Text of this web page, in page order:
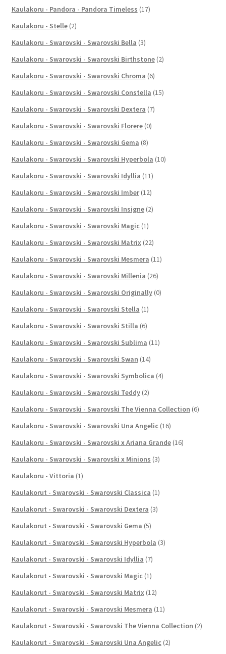
Kaulakoru - Pandora - Pandora Timeless (17)
Kaulakoru - Stelle (2)
Kaulakoru - Swarovski - Swarovski Bella (3)
Kaulakoru - Swarovski - Swarovski Birthstone (2)
Kaulakoru - Swarovski - Swarovski Chroma (6)
Kaulakoru - Swarovski - Swarovski Constella (15)
Kaulakoru - Swarovski - Swarovski Dextera (7)
Kaulakoru - Swarovski - Swarovski Florere (0)
Kaulakoru - Swarovski - Swarovski Gema (8)
Kaulakoru - Swarovski - Swarovski Hyperbola (10)
Kaulakoru - Swarovski - Swarovski Idyllia (11)
Kaulakoru - Swarovski - Swarovski Imber (12)
Kaulakoru - Swarovski - Swarovski Insigne (2)
Kaulakoru - Swarovski - Swarovski Magic (1)
Kaulakoru - Swarovski - Swarovski Matrix (22)
Kaulakoru - Swarovski - Swarovski Mesmera (11)
Kaulakoru - Swarovski - Swarovski Millenia (26)
Kaulakoru - Swarovski - Swarovski Originally (0)
Kaulakoru - Swarovski - Swarovski Stella (1)
Kaulakoru - Swarovski - Swarovski Stilla (6)
Kaulakoru - Swarovski - Swarovski Sublima (11)
Kaulakoru - Swarovski - Swarovski Swan (14)
Kaulakoru - Swarovski - Swarovski Symbolica (4)
Kaulakoru - Swarovski - Swarovski Teddy (2)
Kaulakoru - Swarovski - Swarovski The Vienna Collection (6)
Kaulakoru - Swarovski - Swarovski Una Angelic (16)
Kaulakoru - Swarovski - Swarovski x Ariana Grande (16)
Kaulakoru - Swarovski - Swarovski x Minions (3)
Kaulakoru - Vittoria (1)
Kaulakorut - Swarovski - Swarovski Classica (1)
Kaulakorut - Swarovski - Swarovski Dextera (3)
Kaulakorut - Swarovski - Swarovski Gema (5)
Kaulakorut - Swarovski - Swarovski Hyperbola (3)
Kaulakorut - Swarovski - Swarovski Idyllia (7)
Kaulakorut - Swarovski - Swarovski Magic (1)
Kaulakorut - Swarovski - Swarovski Matrix (12)
Kaulakorut - Swarovski - Swarovski Mesmera (11)
Kaulakorut - Swarovski - Swarovski The Vienna Collection (2)
Kaulakorut - Swarovski - Swarovski Una Angelic (2)